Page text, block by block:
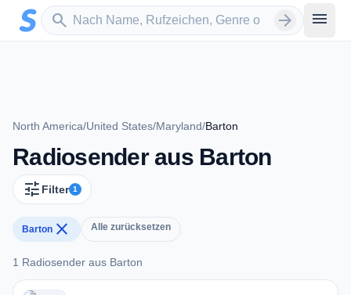
Zum Hauptinhalt springen
search
Sender suchen arrow_forward menu
North America/United States/Maryland/Barton
Radiosender aus Barton
tune Filter 1
Barton close Alle zurücksetzen
1 Radiosender aus Barton
1 Radiosender aus Barton